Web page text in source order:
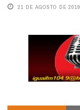
21 DE AGOSTO DE 2019